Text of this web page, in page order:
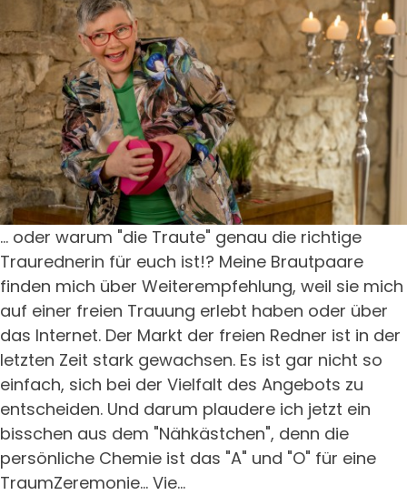
... oder warum "die Traute" genau die richtige
Traurednerin für euch ist!? Meine Brautpaare
finden mich über Weiterempfehlung, weil sie mich
auf einer freien Trauung erlebt haben oder über
das Internet. Der Markt der freien Redner ist in der
letzten Zeit stark gewachsen. Es ist gar nicht so
einfach, sich bei der Vielfalt des Angebots zu
entscheiden. Und darum plaudere ich jetzt ein
bisschen aus dem "Nähkästchen", denn die
persönliche Chemie ist das "A" und "O" für eine
TraumZeremonie... Vie...